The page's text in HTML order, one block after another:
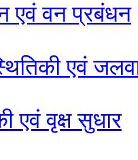
एवं वन प्रबंधन
एवं
एवं वृक्ष सुधार